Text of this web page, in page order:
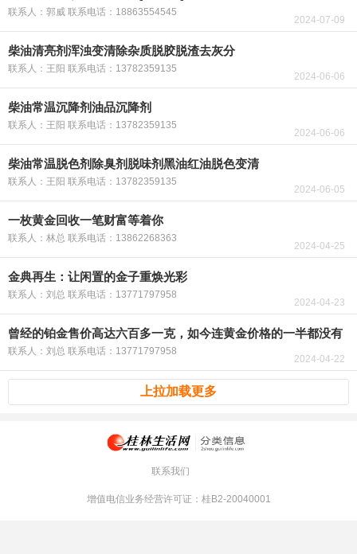
联系人：郭威 联系电话：18863554545
2024-07-09
柴油清亮剂浑浊变清除杂质脱胶脱渣去灰分
联系人：王阳 联系电话：13782359135
2024-06-06
柴油常温沉降剂油品沉降剂
联系人：王阳 联系电话：13782359135
2024-06-06
柴油常温脱色剂除臭剂脱味剂黑油红油脱色变清
联系人：王阳 联系电话：13782359135
2024-06-05
一枚黄金回收一笔财富等着你
联系人：林总 联系电话：13862268363
2024-04-25
金典再生：让闲置的金子重焕光彩
联系人：刘总 联系电话：13771797958
2024-04-23
曾经的铂金售价高达六百多一克，如今连黄金价格的一半都没有
联系人：刘总 联系电话：13771797958
2024-04-22
上拉加载更多
联系我们
增值电信业务经营许可证：桂B2-20040001